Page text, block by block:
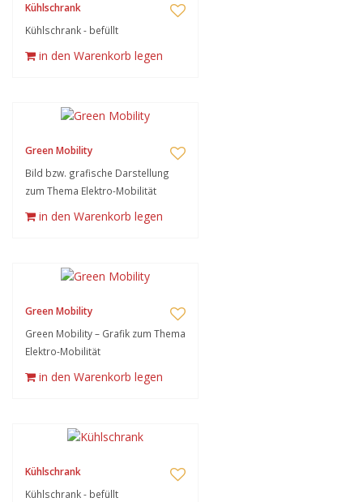
Kühlschrank
Kühlschrank - befüllt
in den Warenkorb legen
Green Mobility
Bild bzw. grafische Darstellung
zum Thema Elektro-Mobilität
in den Warenkorb legen
Green Mobility
Green Mobility – Grafik zum Thema
Elektro-Mobilität
in den Warenkorb legen
Kühlschrank
Kühlschrank - befüllt